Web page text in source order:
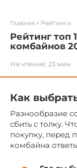
Главная » Рейтинги
Рейтинг топ
комбайнов
На чтение: 23 мин
Как
Разнообразие
сбить с толку.
покупку, перед
комбайна